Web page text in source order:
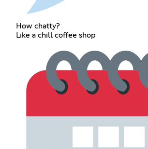
How chatty?
Like a chill coffee shop